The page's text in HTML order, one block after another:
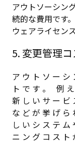
アウトソーシン
続的な費用です
ウェアライセン
5. 変更管理コ
ア ウ ト ソ ー シ
ト で す 。 例 え
新 し い サ ー ビ
な ど が 挙 げ ら
し い シ ス テ ム
ニ ン グ コ ス ト